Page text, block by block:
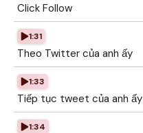
Click Follow
1:31
Theo Twitter của anh ấy
1:33
Tiếp tục tweet của anh ấy
1:34